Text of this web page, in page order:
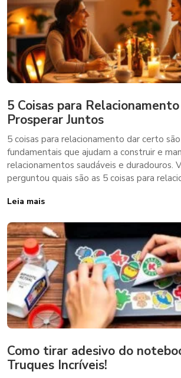
5 Coisas para
Prosperar Juntos
5 coisas para relacionamento dar certo
fundamentais que ajudam a construir e
relacionamentos saudáveis e duradouros.
perguntou quais são as 5 coisas para
Leia mais
Como tirar adesivo do
Truques Incríveis!